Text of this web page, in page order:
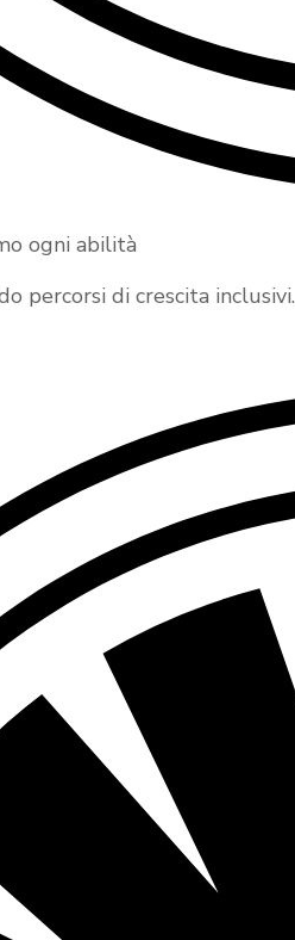
ogni abilità
percorsi di crescita inclusivi.